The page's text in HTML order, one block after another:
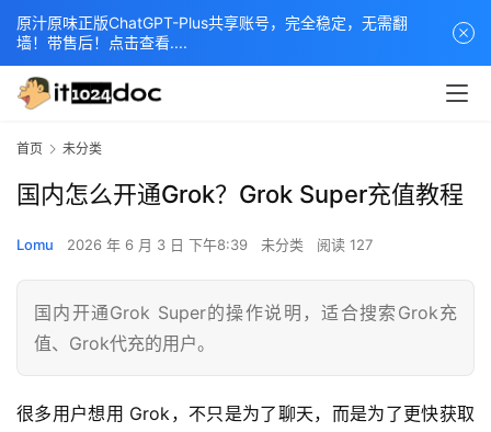
首页 未分类
国内怎么开通Grok？Grok Super充值教程
Lomu 2026 年 6 月 3 日 下午8:39 未分类 阅读 127
国内开通Grok Super的操作说明，适合搜索Grok充
值、Grok代充的用户。
很多用户想用 Grok，不只是为了聊天，而是为了更快获取
原汁原味正版ChatGPT-Plus共享账号，完全稳定，无需翻
墙！带售后！点击查看....